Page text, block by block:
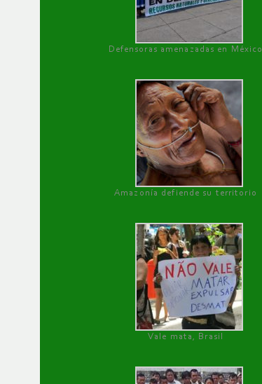
Defensoras amenazadas en México
Amazonía defiende su territorio
Vale mata, Brasil